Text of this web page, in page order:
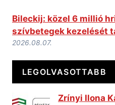
Bileckij: közel 6 millió
szívbetegek kezelését
2026.08.07.
LEGOLVASOTTABB
Zrínyi Ilona